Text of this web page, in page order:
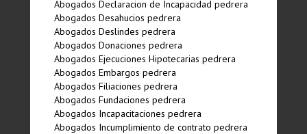
Abogados Declaracion de Incapacidad pedrera
Abogados Desahucios pedrera
Abogados Deslindes pedrera
Abogados Donaciones pedrera
Abogados Ejecuciones Hipotecarias pedrera
Abogados Embargos pedrera
Abogados Filiaciones pedrera
Abogados Fundaciones pedrera
Abogados Incapacitaciones pedrera
Abogados Incumplimiento de contrato pedrera